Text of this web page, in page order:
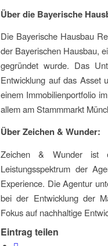
Über die Bayerische
Die Bayerische Hausbau
der Bayerischen Hausbau,
gegründet wurde. Das
Entwicklung auf das Asset
einem Immobilienportfolio
allem am Stammmarkt
Über Zeichen & Wunder:
Zeichen & Wunder ist
Leistungsspektrum der
Experience. Die Agentur
bei der Entwicklung der
Fokus auf nachhaltige
Eintrag teilen